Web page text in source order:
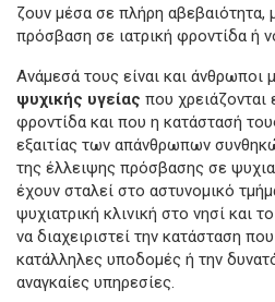
ζουν μέσα σε πλήρη αβεβαιότητα,
πρόσβαση σε ιατρική φροντίδα ή
Ανάμεσά τους είναι και άνθρωποι
ψυχικής υγείας που χρειάζονται
φροντίδα και που η κατάστασή
εξαιτίας των απάνθρωπων
της έλλειψης πρόσβασης σε
έχουν σταλεί στο αστυνομικό
ψυχιατρική κλινική στο νησί και
να διαχειριστεί την κατάσταση
κατάλληλες υποδομές ή την
αναγκαίες υπηρεσίες.